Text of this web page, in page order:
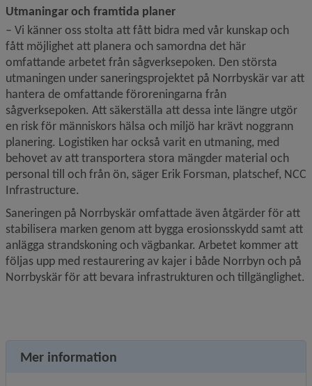
Utmaningar och framtida planer
– Vi känner oss stolta att fått bidra med vår kunskap och
fått möjlighet att planera och samordna det här
omfattande arbetet från sågverksepoken. Den största
utmaningen under saneringsprojektet på Norrbyskär var att
hantera de omfattande föroreningarna från
sågverksepoken. Att säkerställa att dessa inte längre utgör
en risk för människors hälsa och miljö har krävt noggrann
planering. Logistiken har också varit en utmaning, med
behovet av att transportera stora mängder material och
personal till och från ön, säger Erik Forsman, platschef, NCC
Infrastructure.
Saneringen på Norrbyskär omfattade även åtgärder för att
stabilisera marken genom att bygga erosionsskydd samt att
anlägga strandskoning och vägbankar. Arbetet kommer att
följas upp med restaurering av kajer i både Norrbyn och på
Norrbyskär för att bevara infrastrukturen och tillgänglighet.
Mer information